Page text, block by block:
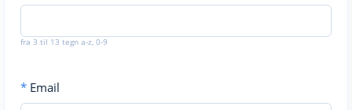
fra 3 til 13 tegn a-z, 0-9
* Email